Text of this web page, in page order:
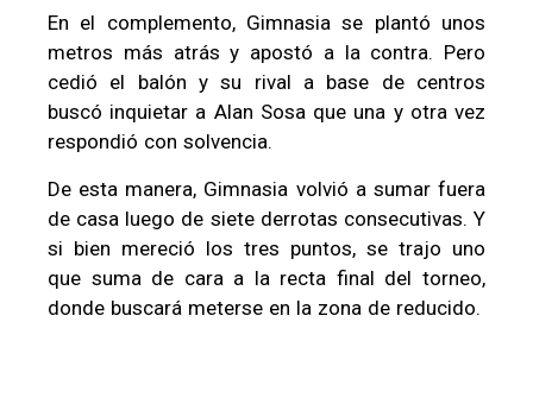
En el complemento, Gimnasia se plantó unos
metros más atrás y apostó a la contra. Pero
cedió el balón y su rival a base de centros
buscó inquietar a Alan Sosa que una y otra vez
respondió con solvencia.
De esta manera, Gimnasia volvió a sumar fuera
de casa luego de siete derrotas consecutivas. Y
si bien mereció los tres puntos, se trajo uno
que suma de cara a la recta final del torneo,
donde buscará meterse en la zona de reducido.